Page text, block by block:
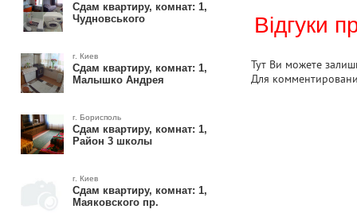
Сдам квартиру, комнат: 1,
Чудновського
г. Киев
Сдам квартиру, комнат: 1,
Малышко Андрея
г. Борисполь
Сдам квартиру, комнат: 1,
Район 3 школы
г. Киев
Сдам квартиру, комнат: 1,
Маяковского пр.
Відгуки
Тут Ви можете
Для